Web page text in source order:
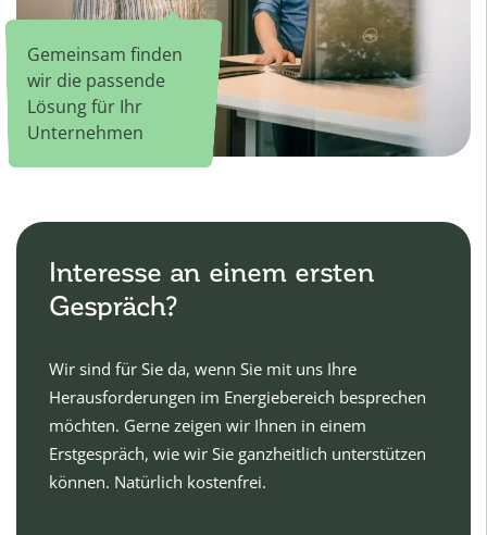
Gemeinsam finden
wir die passende
Lösung für Ihr
Unternehmen
Interesse an einem ersten
Gespräch?
Wir sind für Sie da, wenn Sie mit uns Ihre
Herausforderungen im Energiebereich besprechen
möchten. Gerne zeigen wir Ihnen in einem
Erstgespräch, wie wir Sie ganzheitlich unterstützen
können. Natürlich kostenfrei.